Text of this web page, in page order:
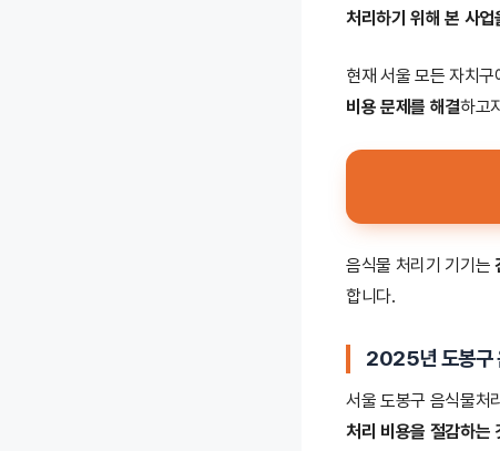
처리하기 위해 본 사업
현재 서울 모든 자치
비용 문제를 해결하고
음식물 처리기 기기는
합니다.
2025년 도봉구
서울 도봉구 음식물처
처리 비용을 절감하는